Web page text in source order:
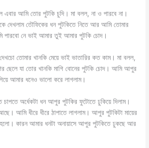
এবার আমি তোর পুটকি চুদি। মা বলল, না ও পারবে না।
দেখলাম তৌফিকের ধন পুটকিতে নিতে আর আমি তোমার
পারবো নে ভাই আমার তুই আমার পুটকি চোদ।
তোমার খানকি মেয়ে ভাই ভাতারির কত কাম। মা বলল,
ছেলে যা তোর খানকি মাগি বোনের পুটকি চোদ। আমি আপুর
আমার ধনেও ভালো করে লাগলাম।
অর্ধেকটা ধন আপুর পুটকির ফুটোতে ঢুকিয়ে দিলাম।
আমি ধীরে ধীরে ঠাপাতে লাগলাম। আপুর পুটকিটা মায়ের
কারন আমার ধনটা অনায়াসে আপুর পুটকিতে ঢুকছে আর